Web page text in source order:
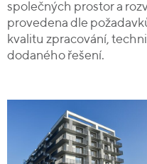
společných prostor a
provedena dle
kvalitu zpracování,
dodaného řešení.